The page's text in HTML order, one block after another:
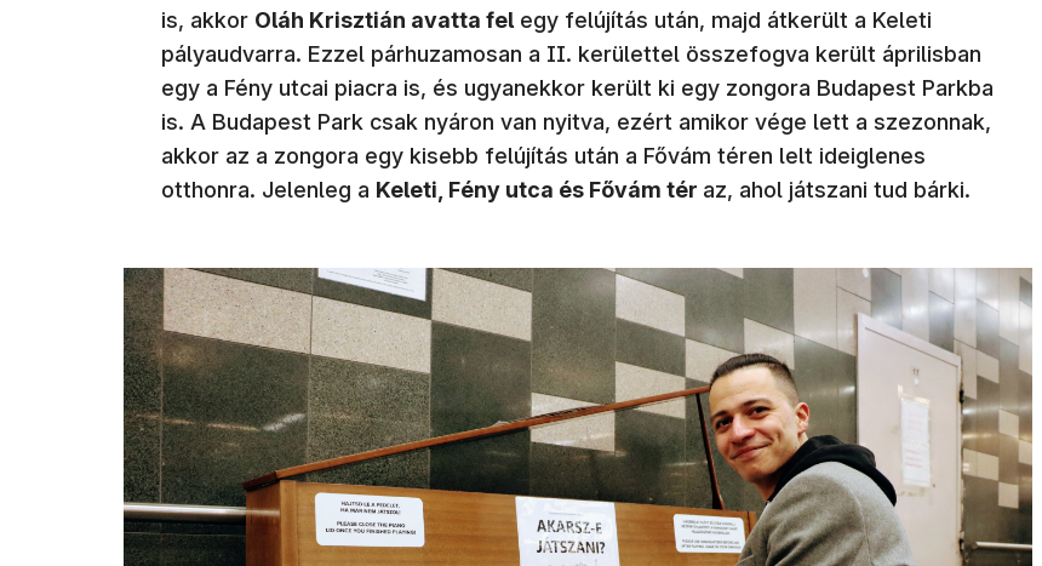
is, akkor Oláh Krisztián avatta fel egy felújítás után, majd átkerült a Keleti
pályaudvarra. Ezzel párhuzamosan a II. kerülettel összefogva került áprilisban
egy a Fény utcai piacra is, és ugyanekkor került ki egy zongora Budapest Parkba
is. A Budapest Park csak nyáron van nyitva, ezért amikor vége lett a szezonnak,
akkor az a zongora egy kisebb felújítás után a Fővám téren lelt ideiglenes
otthonra. Jelenleg a Keleti, Fény utca és Fővám tér az, ahol játszani tud bárki.